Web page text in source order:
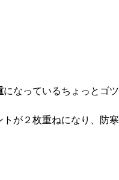
になっているちょっとゴ
が２枚重ねになり、防